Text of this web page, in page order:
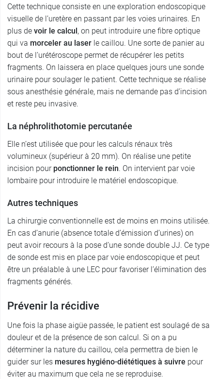
Cette technique consiste en une exploration endoscopique
visuelle de l’uretère en passant par les voies urinaires. En
plus de voir le calcul, on peut introduire une fibre optique
qui va morceler au laser le caillou. Une sorte de panier au
bout de l’urétéroscope permet de récupérer les petits
fragments. On laissera en place quelques jours une sonde
urinaire pour soulager le patient. Cette technique se réalise
sous anesthésie générale, mais ne demande pas d’incision
et reste peu invasive.
La néphrolithotomie percutanée
Elle n’est utilisée que pour les calculs rénaux très
volumineux (supérieur à 20 mm). On réalise une petite
incision pour ponctionner le rein. On intervient par voie
lombaire pour introduire le matériel endoscopique.
Autres techniques
La chirurgie conventionnelle est de moins en moins utilisée.
En cas d’anurie (absence totale d’émission d’urines) on
peut avoir recours à la pose d’une sonde double JJ. Ce type
de sonde est mis en place par voie endoscopique et peut
être un préalable à une LEC pour favoriser l’élimination des
fragments générés.
Prévenir la récidive
Une fois la phase aigüe passée, le patient est soulagé de sa
douleur et de la présence de son calcul. Si on a pu
déterminer la nature du caillou, cela permettra de bien le
guider sur les mesures hygiéno-diététiques à suivre pour
éviter au maximum que cela ne se reproduise.